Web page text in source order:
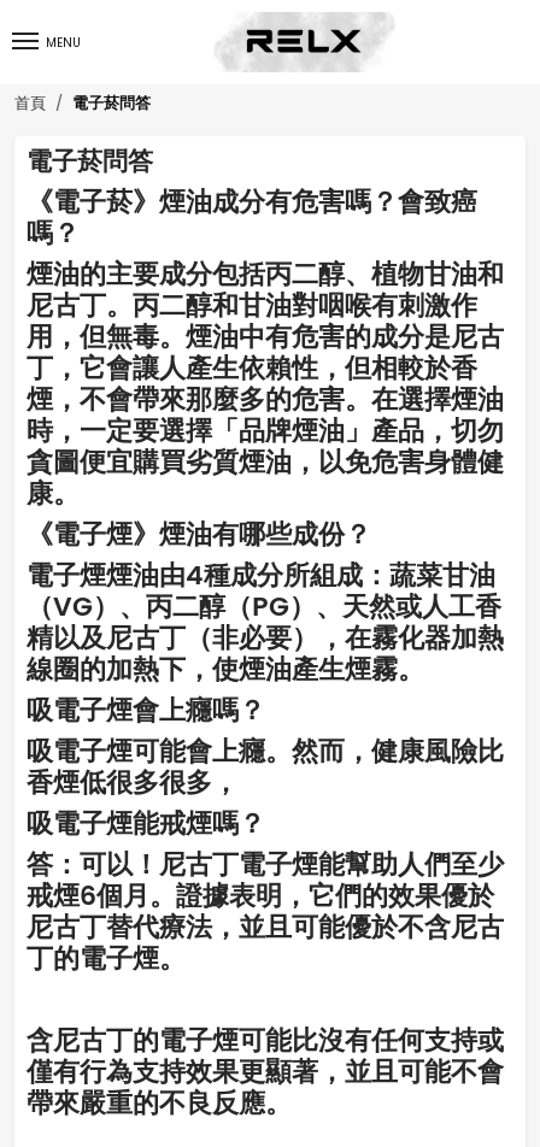
MENU
首頁 電子菸問答
電子菸問答
《電子菸》煙油成分有危害嗎？會致癌
嗎？
煙油的主要成分包括丙二醇、植物甘油和
尼古丁。丙二醇和甘油對咽喉有刺激作
用，但無毒。煙油中有危害的成分是尼古
丁，它會讓人產生依賴性，但相較於香
煙，不會帶來那麼多的危害。在選擇煙油
時，一定要選擇「品牌煙油」產品，切勿
貪圖便宜購買劣質煙油，以免危害身體健
康。
《電子煙》煙油有哪些成份？
電子煙煙油由4種成分所組成：蔬菜甘油
（VG）、丙二醇（PG）、天然或人工香
精以及尼古丁（非必要），在霧化器加熱
線圈的加熱下，使煙油產生煙霧。
吸電子煙會上癮嗎？
吸電子煙可能會上癮。然而，健康風險比
香煙低很多很多，
吸電子煙能戒煙嗎？
答：可以！尼古丁電子煙能幫助人們至少
戒煙6個月。證據表明，它們的效果優於
尼古丁替代療法，並且可能優於不含尼古
丁的電子煙。
含尼古丁的電子煙可能比沒有任何支持或
僅有行為支持效果更顯著，並且可能不會
帶來嚴重的不良反應。